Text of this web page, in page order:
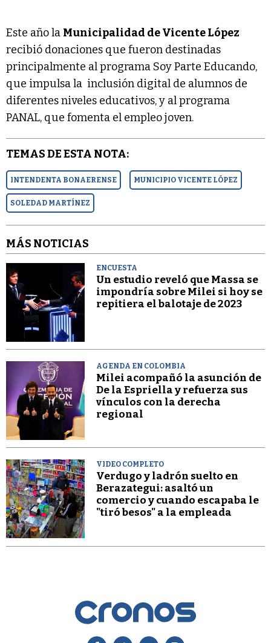
Este año la Municipalidad de Vicente López
recibió donaciones que fueron destinadas
principalmente al programa Soy Parte Educando,
que impulsa la inclusión digital de alumnos de
diferentes niveles educativos, y al programa
PANAL, que fomenta el empleo joven.
TEMAS DE ESTA NOTA:
INTENDENTA BONAERENSE MUNICIPIO VICENTE LÓPEZ
SOLEDAD MARTÍNEZ
MÁS NOTICIAS
ENCUESTA
Un estudio reveló que Massa se
impondría sobre Milei si hoy se
repitiera el balotaje de 2023
AGENDA EN COLOMBIA
Milei acompañó la asunción de
De la Espriella y refuerza sus
vínculos con la derecha
regional
VIDEO COMPLETO
Verdugo y ladrón suelto en
Berazategui: asaltó un
comercio y cuando escapaba le
"tiró besos" a la empleada